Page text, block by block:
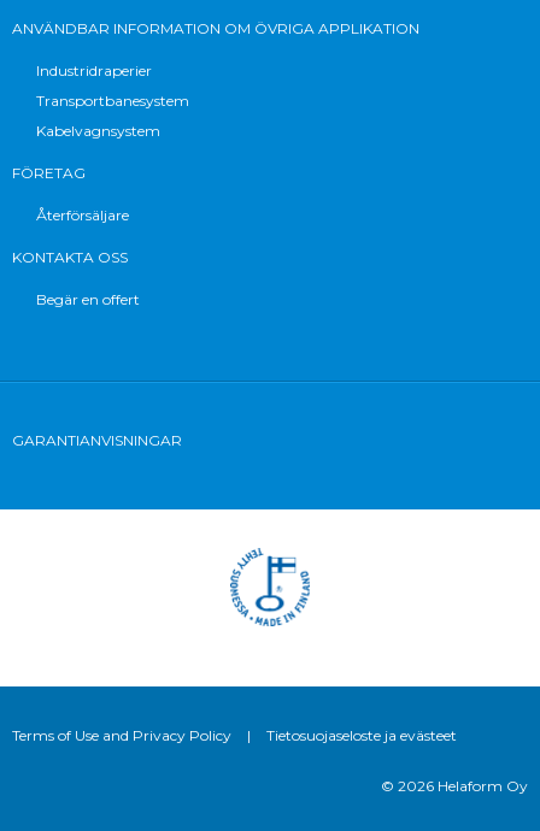
ANVÄNDBAR INFORMATION OM ÖVRIGA APPLIKATION
Industridraperier
Transportbanesystem
Kabelvagnsystem
FÖRETAG
Återförsäljare
KONTAKTA OSS
Begär en offert
GARANTIANVISNINGAR
Terms of Use and Privacy Policy | Tietosuojaseloste ja evästeet
© 2026 Helaform Oy